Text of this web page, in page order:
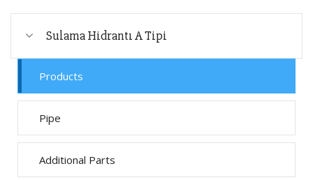
Sulama Hidrantı A Tipi
Products
Pipe
Additional Parts